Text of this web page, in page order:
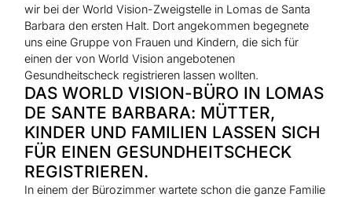
wir bei der World Vision-Zweigstelle in Lomas de Santa
Barbara den ersten Halt. Dort angekommen begegnete
uns eine Gruppe von Frauen und Kindern, die sich für
einen der von World Vision angebotenen
Gesundheitscheck registrieren lassen wollten.
DAS WORLD VISION-BÜRO IN LOMAS
DE SANTE BARBARA: MÜTTER,
KINDER UND FAMILIEN LASSEN SICH
FÜR EINEN GESUNDHEITSCHECK
REGISTRIEREN.
In einem der Bürozimmer wartete schon die ganze Familie